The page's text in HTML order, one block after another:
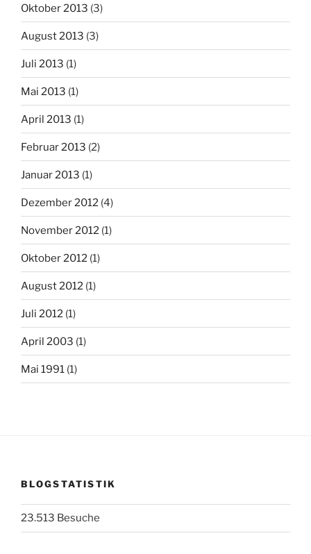
Oktober 2013 (3)
August 2013 (3)
Juli 2013 (1)
Mai 2013 (1)
April 2013 (1)
Februar 2013 (2)
Januar 2013 (1)
Dezember 2012 (4)
November 2012 (1)
Oktober 2012 (1)
August 2012 (1)
Juli 2012 (1)
April 2003 (1)
Mai 1991 (1)
BLOGSTATISTIK
23.513 Besuche